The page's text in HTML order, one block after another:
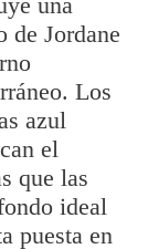
de Jordane
Los
azul
el
que las
ideal
puesta en